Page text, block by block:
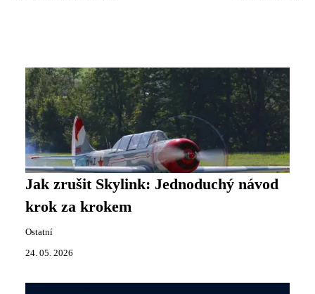
Jak zrušit Skylink: Jednoduchý návod
krok za krokem
Ostatní
24. 05. 2026